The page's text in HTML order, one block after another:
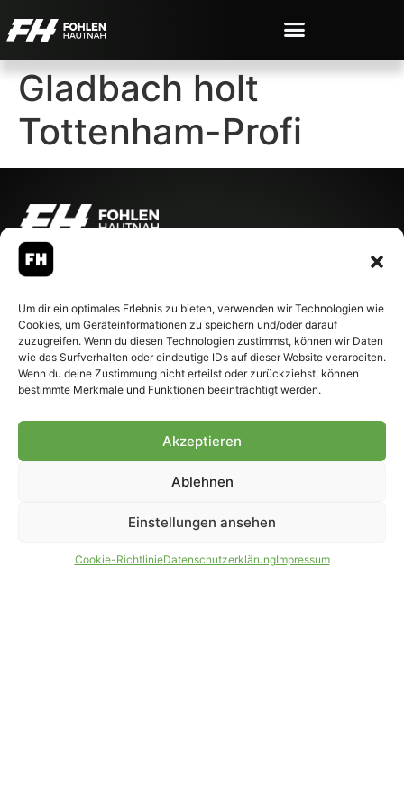
Um dir ein optimales Erlebnis zu bieten, verwenden wir Technologien wie
Cookies, um Geräteinformationen zu speichern und/oder darauf
zuzugreifen. Wenn du diesen Technologien zustimmst, können wir Daten
wie das Surfverhalten oder eindeutige IDs auf dieser Website verarbeiten.
Wenn du deine Zustimmung nicht erteilst oder zurückziehst, können
bestimmte Merkmale und Funktionen beeinträchtigt werden.
Akzeptieren
Ablehnen
Einstellungen ansehen
Cookie-RichtlinieDatenschutzerklärungImpressum
Gladbach holt
Tottenham-Profi
© 2007-2026 Fohlen-Hautnah.de
– Alle rechte vorbehalten.
offiziell eingetragenes Magazin
bei der Deutschen
Nationalbibliothek (ISSN 1868-
8233). Nachdruck und
Weiterverarbeitung, auch
auszugsweise, nur mit
PARTNER WERDEN
AGB